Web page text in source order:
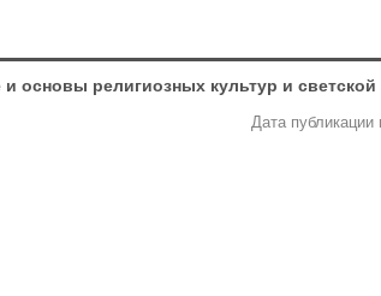
основы религиозных культур и светской
Дата публикации